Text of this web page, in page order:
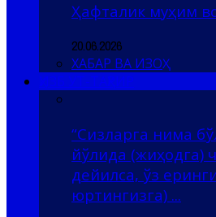
Ҳафталик муҳим
20.06.2026
ХАБАР ВА ИЗОҲ
“Сизларга нима
йўлида (жиҳодга)
дейилса, ўз
юртингизга) ...